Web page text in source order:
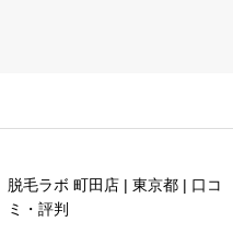
脱毛ラボ 町田店 | 東京都 | 口コ
ミ・評判